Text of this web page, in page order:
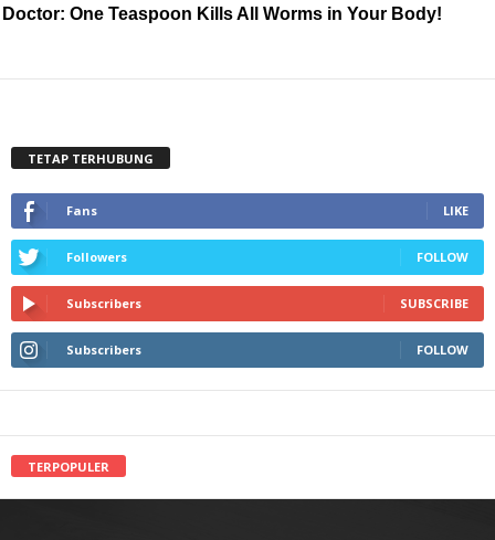
Doctor: One Teaspoon Kills All Worms in Your Body!
TETAP TERHUBUNG
Fans LIKE
Followers FOLLOW
Subscribers SUBSCRIBE
Subscribers FOLLOW